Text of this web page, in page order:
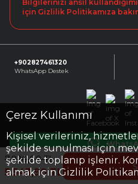
Çerez Kullanımı
Kişisel verileriniz,
şekilde sunulması için
şekilde toplanıp işlenir.
almak için Gizlilik
7.920,00TL
5.543,90TL
Bilgilerinizi ansıl
için Gizlilik Politikamıza
+902827461320
WhatsApp Destek
Facebook
X